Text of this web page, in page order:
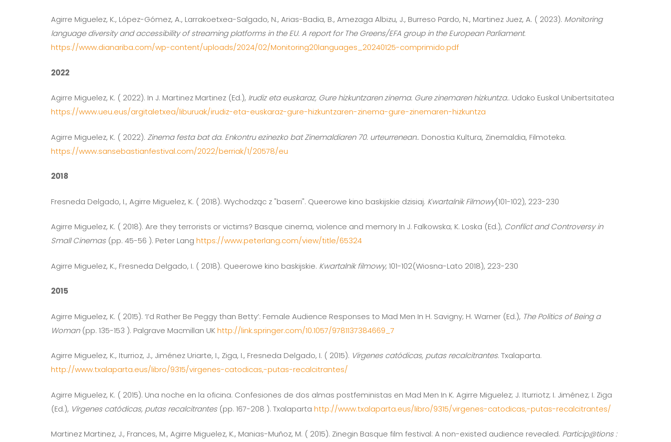
Agirre Miguelez, K., López-Gómez, A., Larrakoetxea-Salgado, N., Arias-Badia, B., Amezaga Albizu, J., Burreso Pardo, N., Martinez Juez, A. ( 2023). Monitoring
language diversity and accessibility of streaming platforms in the EU. A report for The Greens/EFA group in the European Parliament.
https://www.dianariba.com/wp-content/uploads/2024/02/Monitoring20languages_20240125-comprimido.pdf
2022
Agirre Miguelez, K. ( 2022). In J. Martinez Martinez (Ed.), Irudiz eta euskaraz, Gure hizkuntzaren zinema. Gure zinemaren hizkuntza.. Udako Euskal Unibertsitatea
https://www.ueu.eus/argitaletxea/liburuak/irudiz-eta-euskaraz-gure-hizkuntzaren-zinema-gure-zinemaren-hizkuntza
Agirre Miguelez, K. ( 2022). Zinema festa bat da. Enkontru ezinezko bat Zinemaldiaren 70. urteurrenean.. Donostia Kultura, Zinemaldia, Filmoteka.
https://www.sansebastianfestival.com/2022/berriak/1/20578/eu
2018
Fresneda Delgado, I., Agirre Miguelez, K. ( 2018). Wychodząc z "baserri". Queerowe kino baskijskie dzisiaj. Kwartalnik Filmowy(101-102), 223-230
Agirre Miguelez, K. ( 2018). Are they terrorists or victims? Basque cinema, violence and memory In J. Falkowska; K. Loska (Ed.), Conflict and Controversy in
Small Cinemas(pp. 45-56 ). Peter Lang https://www.peterlang.com/view/title/65324
Agirre Miguelez, K., Fresneda Delgado, I. ( 2018). Queerowe kino baskijskie. Kwartalnik filmowy, 101-102(Wiosna-Lato 2018), 223-230
2015
Agirre Miguelez, K. ( 2015). ‘I’d Rather Be Peggy than Betty’: Female Audience Responses to Mad Men In H. Savigny; H. Warner (Ed.), The Politics of Being a
Woman(pp. 135-153 ). Palgrave Macmillan UKhttp://link.springer.com/10.1057/9781137384669_7
Agirre Miguelez, K., Iturrioz, J., Jiménez Uriarte, I., Ziga, I., Fresneda Delgado, I. ( 2015). Vírgenes catódicas, putas recalcitrantes. Txalaparta.
http://www.txalaparta.eus/libro/9315/virgenes-catodicas,-putas-recalcitrantes/
Agirre Miguelez, K. ( 2015). Una noche en la oficina. Confesiones de dos almas postfeministas en Mad Men In K. Agirre Miguelez; J. Iturriotz; I. Jiménez; I. Ziga
(Ed.), Vírgenes catódicas, putas recalcitrantes(pp. 167-208 ). Txalaparta http://www.txalaparta.eus/libro/9315/virgenes-catodicas,-putas-recalcitrantes/
Martinez Martinez, J., Frances, M., Agirre Miguelez, K., Manias-Muñoz, M. ( 2015). Zinegin Basque film festival: A non-existed audience revealed. Particip@tions :